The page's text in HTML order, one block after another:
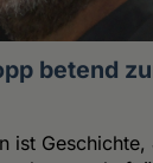
betend
ist